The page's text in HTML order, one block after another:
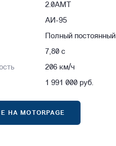
2.0AMT
АИ-95
Полный постоянный
7,80 с
206 км/ч
1 991 000 руб.
НА MOTORPAGE